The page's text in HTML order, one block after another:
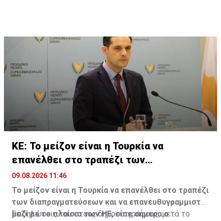
ΚΕ: Το μείζον είναι η Τουρκία να
επανέλθει στο τραπέζι των
διαπραγματεύσεων
09.08.2026 11:46
Το μείζον είναι η Τουρκία να επανέλθει στο τραπέζι
των διαπραγματεύσεων και να επανευθυγραμμιστεί
μαζί με το πλαίσιο των ΗΕ, είπε σήμερα ο
Σε δηλώσεις του στους δημοσιογράφους, μετά το